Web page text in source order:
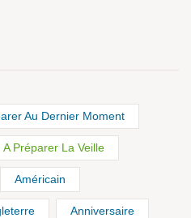
Au Dernier Moment
A Préparer La Veille
Américain
Anniversaire